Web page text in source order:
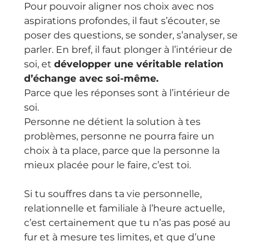
Pour pouvoir aligner nos choix avec nos
aspirations profondes, il faut s’écouter, se
poser des questions, se sonder, s’analyser, se
parler. En bref, il faut plonger à l’intérieur de
soi, et développer une véritable relation
d’échange avec soi-même.
Parce que les réponses sont à l’intérieur de
soi.
Personne ne détient la solution à tes
problèmes, personne ne pourra faire un
choix à ta place, parce que la personne la
mieux placée pour le faire, c’est toi.
Si tu souffres dans ta vie personnelle,
relationnelle et familiale à l’heure actuelle,
c’est certainement que tu n’as pas posé au
fur et à mesure tes limites, et que d’une